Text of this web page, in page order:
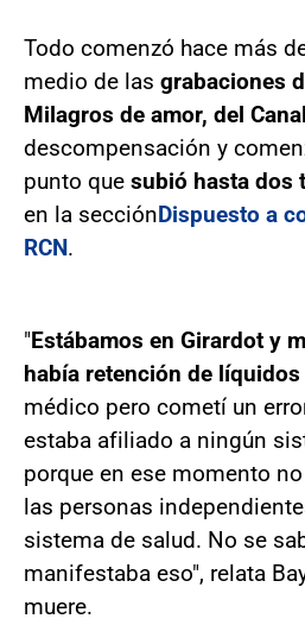
Todo comenzó hace más
medio de las grabaciones
Milagros de amor, del
descompensación y
punto que subió hasta dos
en la secciónDispuesto a
RCN.
"Estábamos en Girardot y
había retención de líquidos
médico pero cometí un
estaba afiliado a ningún
porque en ese momento
las personas
sistema de salud. No se
manifestaba eso", relata
muere.